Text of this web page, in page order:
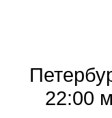
22:00